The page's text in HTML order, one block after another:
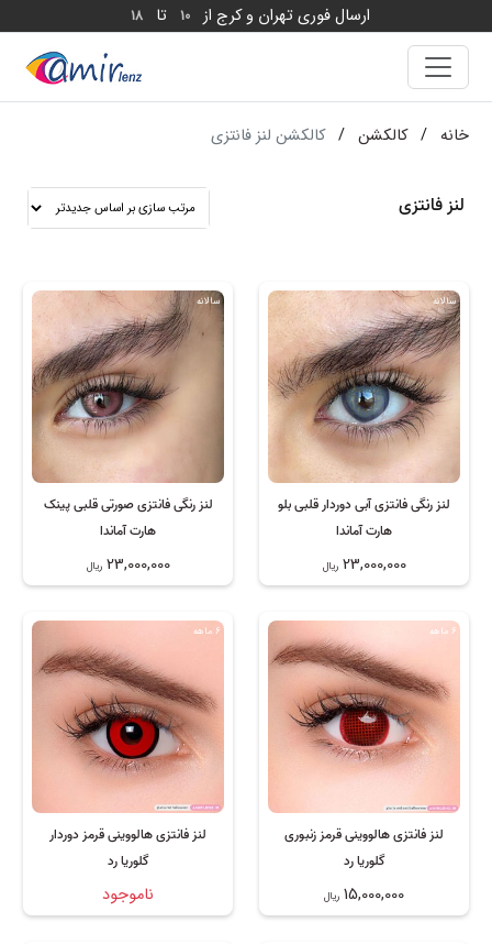
ارسال فوری تهران و کرج از 10 تا 18
خانه / کالکشن / کالکشن لنز فانتزی
لنز فانتزی
لنز رنگی فانتزی آبی دوردار قلبی بلو
هارت آماندا
23,000,000 ریال
سالانه
لنز رنگی فانتزی صورتی قلبی پینک
هارت آماندا
23,000,000 ریال
سالانه
لنز فانتزی هالووینی قرمز زنبوری
گلوریا رد
15,000,000 ریال
6 ماهه
لنز فانتزی هالووینی قرمز دوردار
گلوریا رد
ناموجود
6 ماهه